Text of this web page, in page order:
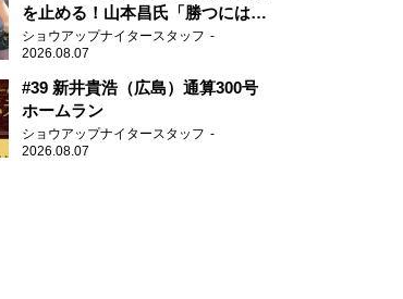
を止める！山本昌氏「勝つにはこ
ういう形しかない」
ショウアップナイタースタッフ
2026.08.07
#39 新井貴浩（広島）通算300号
ホームラン
ショウアップナイタースタッフ
2026.08.07